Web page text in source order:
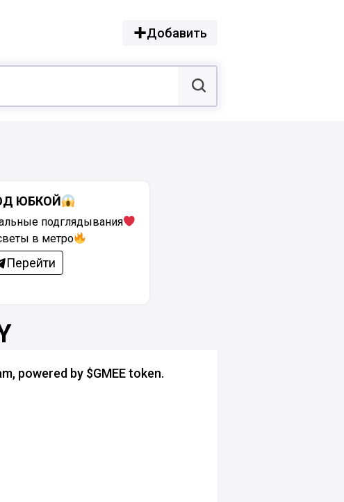
Добавить
ЮБКОЙ
подглядывания
в метро
Перейти
powered by $GMEE token.